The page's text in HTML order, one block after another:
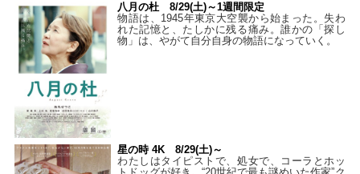
八月の杜 8/29(土)～1週間限定
物語は、1945年東京大空襲から始まった。失わ
れた記憶と、たしかに残る痛み。誰かの「探し
物」は、やがて自分自身の物語になっていく。
星の時 4K 8/29(土)～
わたしはタイピストで、処⼥で、コーラとホッ